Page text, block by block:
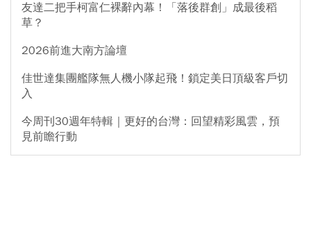
友達二把手柯富仁裸辭內幕！「落後群創」成最後稻
草？
2026前進大南方論壇
佳世達集團艦隊無人機小隊起飛！鎖定美日頂級客戶切
入
今周刊30週年特輯｜更好的台灣：回望精彩風雲，預
見前瞻行動